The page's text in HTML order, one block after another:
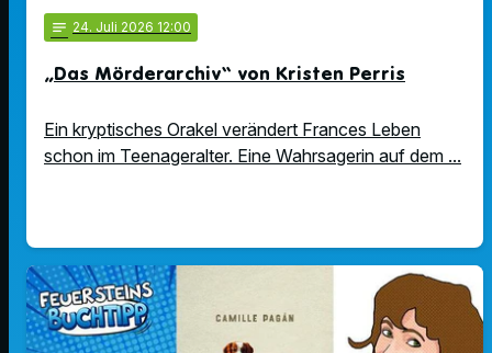
notes 24. Juli 2026 12:00
„Das Mörderarchiv“ von Kristen Perris
Ein kryptisches Orakel verändert Frances Leben
schon im Teenageralter. Eine Wahrsagerin auf dem ...